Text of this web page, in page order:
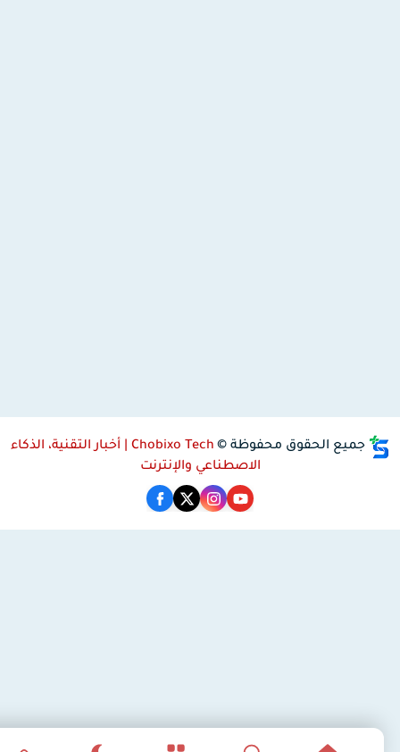
جميع الحقوق محفوظة ©
Chobixo Tech | أخبار التقنية، الذكاء
الاصطناعي والإنترنت